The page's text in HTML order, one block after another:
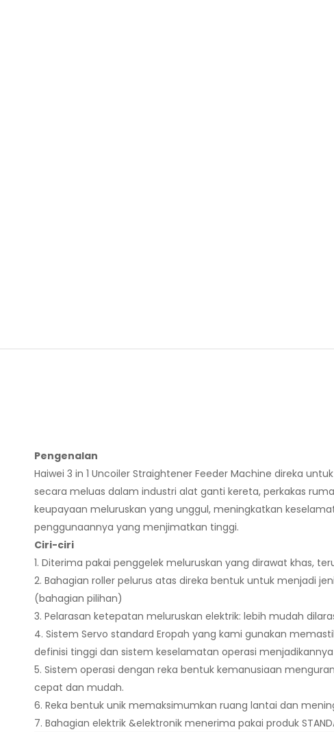
Pengenalan
Haiwei 3 in 1 Uncoiler Straightener Feeder Machine direka
secara meluas dalam industri alat ganti kereta, perkakas
keupayaan meluruskan yang unggul, meningkatkan
penggunaannya yang menjimatkan tinggi.
Ciri-ciri
1. Diterima pakai penggelek meluruskan yang dirawat khas,
2. Bahagian roller pelurus atas direka bentuk untuk menjadi
(bahagian pilihan)
3. Pelarasan ketepatan meluruskan elektrik: lebih mudah
4. Sistem Servo standard Eropah yang kami gunakan
definisi tinggi dan sistem keselamatan operasi
5. Sistem operasi dengan reka bentuk kemanusiaan
cepat dan mudah.
6. Reka bentuk unik memaksimumkan ruang lantai dan
7. Bahagian elektrik &elektronik menerima pakai produk